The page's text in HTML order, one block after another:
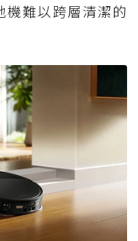
機難以跨層清潔的